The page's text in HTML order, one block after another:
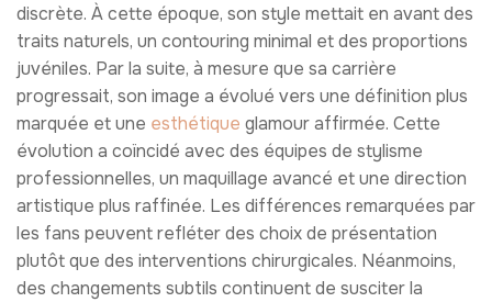
discrète. À cette époque, son style mettait en avant des
traits naturels, un contouring minimal et des proportions
juvéniles. Par la suite, à mesure que sa carrière
progressait, son image a évolué vers une définition plus
marquée et une esthétique glamour affirmée. Cette
évolution a coïncidé avec des équipes de stylisme
professionnelles, un maquillage avancé et une direction
artistique plus raffinée. Les différences remarquées par
les fans peuvent refléter des choix de présentation
plutôt que des interventions chirurgicales. Néanmoins,
des changements subtils continuent de susciter la